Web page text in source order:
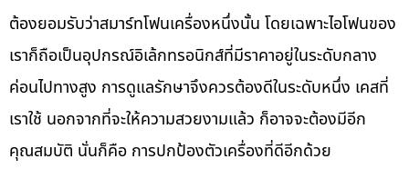
ต้องยอมรับว่าสมาร์ทโฟนเครื่องหนึ่งนั้น โดยเฉพาะไอโฟนของ
เราก็ถือเป็นอุปกรณ์อิเล้กทรอนิกส์ที่มีราคาอยู่ในระดับกลาง
ค่อนไปทางสูง การดูแลรักษาจึงควรต้องดีในระดับหนึ่ง เคสที่
เราใช้ นอกจากที่จะให้ความสวยงามแล้ว ก็อาจจะต้องมีอีก
คุณสมบัติ นั่นก็คือ การปกป้องตัวเครื่องที่ดีอีกด้วย